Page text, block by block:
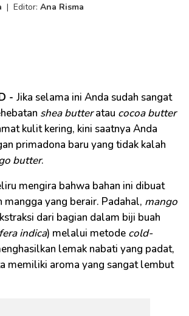
| Editor: Ana Risma
- Jika selama ini Anda sudah sangat
shea butteratau cocoa butter
kulit kering, kini saatnya Anda
primadona baru yang tidak kalah
butter.
mengira bahwa bahan ini dibuat
mangga yang berair. Padahal, mango
dari bagian dalam biji buah
indica) melalui metode cold-
lemak nabati yang padat,
memiliki aroma yang sangat lembut